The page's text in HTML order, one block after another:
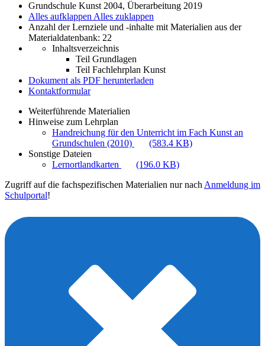
Grundschule Kunst 2004, Überarbeitung 2019
Alles aufklappen Alles zuklappen
Anzahl der Lernziele und -inhalte mit Materialien aus der
Materialdatenbank: 22
Inhaltsverzeichnis
Teil Grundlagen
Teil Fachlehrplan Kunst
Dokument als PDF herunterladen
Kontaktformular
Weiterführende Materialien
Hinweise zum Lehrplan
Handreichung für den Unterricht im Fach Kunst an
Grundschulen (2010)
(583.4 KB)
Sonstige Dateien
Lernortlandkarten
(196.0 KB)
Zugriff auf die fachspezifischen Materialien nur nach Anmeldung im
Schulportal!